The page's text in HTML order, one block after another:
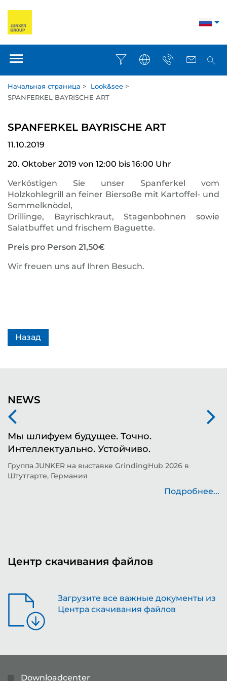
Начальная страница > Look&see >
SPANFERKEL BAYRISCHE ART
SPANFERKEL BAYRISCHE ART
11.10.2019
20. Oktober 2019 von 12:00 bis 16:00 Uhr
Verköstigen Sie unser Spanferkel vom
Holzkohlegrill an feiner Biersoße mit Kartoffel- und
Semmelknödel,
Drillinge, Bayrischkraut, Stagenbohnen sowie
Salatbuffet und frischem Baguette.
Preis pro Person 21,50€
Wir freuen uns auf Ihren Besuch.
Назад
NEWS
Мы шлифуем будущее. Точно.
Интеллектуально. Устойчиво.
Группа JUNKER на выставке GrindingHub 2026 в
Штутгарте, Германия
Подробнее...
Центр скачивания файлов
Загрузите все важные документы из
Центра скачивания файлов
Downloadcenter